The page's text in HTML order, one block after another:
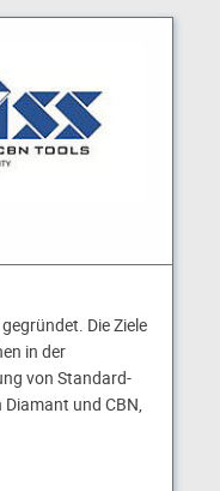
Die Ziele
in der
von Standard-
und CBN,